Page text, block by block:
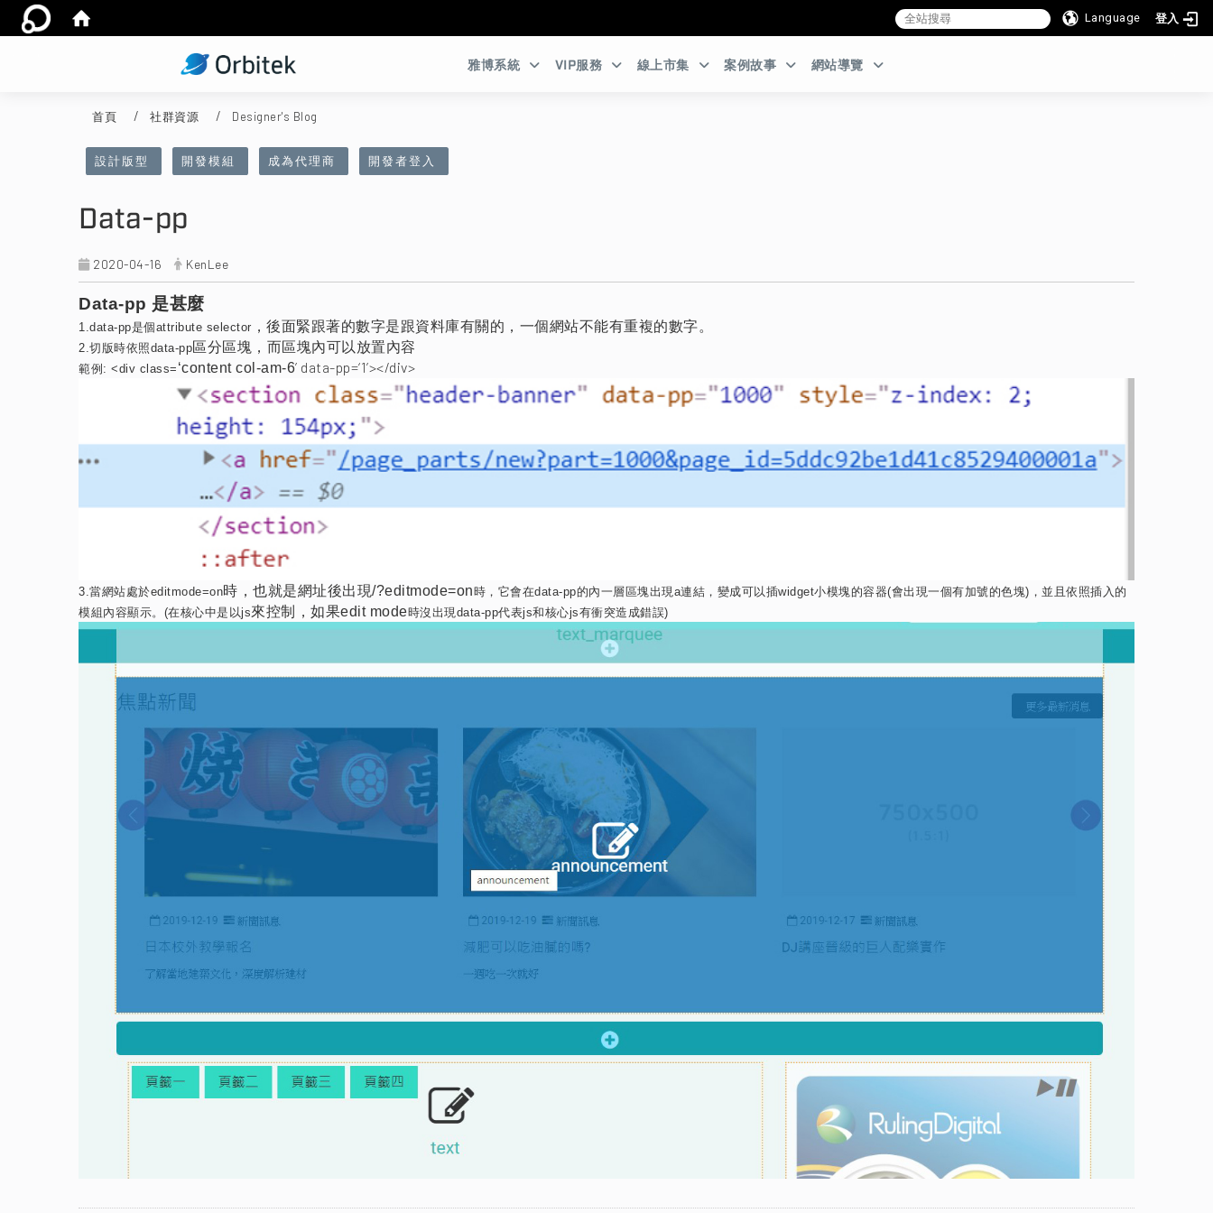
Language 登入
雅博系統 VIP服務 線上市集 案例故事 網站導覽
首頁 社群資源 Designer's Blog
設計版型 開發模組 成為代理商 開發者登入
Data-pp
2020-04-16 KenLee
Data-pp 是甚麼
1.data-pp是個attribute selector ，後面緊跟著的數字是跟資料庫有關的，一個網站不能有重複的數字。
2. 切版時依照data-pp區分區塊，而區塊內可以放置內容
範例: <div class= ‘content col-am-6’ data-pp=‘1’></div>
3.當網站處於editmode=on時，也就是網址後出現/?editmode=on 時，它會在data-pp的內一層區塊出現a連結，變成可以插widget小模塊的容器(會出現一個有加號的色塊) ，並且依照插入的
模組內容顯示。 (在核心中是以js來控制，如果edit mode時沒出現data-pp代表js和核心js有衝突造成錯誤)